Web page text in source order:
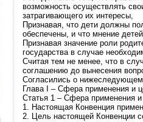
возможность осуществлять
затрагивающего их интересы,
Признавая, что дети должны
обеспечены, и что мнение
Признавая значение роли
государства в случае
Считая тем не менее, что в
соглашению до вынесения
Согласились о
Глава I – Сфера применения и
Статья 1 – Сфера применения
1. Настоящая Конвенция
2. Цель настоящей Конвенции